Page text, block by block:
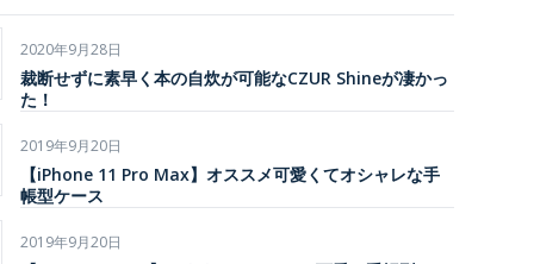
2020年9月28日
裁断せずに素早く本の自炊が可能なCZUR Shineが凄かっ
た！
2019年9月20日
【iPhone 11 Pro Max】オススメ可愛くてオシャレな手
帳型ケース
2019年9月20日